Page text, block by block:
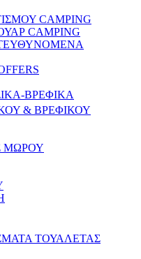
CAMPING
CAMPING
ΒΡΕΦΙΚΑ
& ΒΡΕΦΙΚΟΥ
ΜΩΡΟΥ
ΤΟΥΑΛΕΤΑΣ